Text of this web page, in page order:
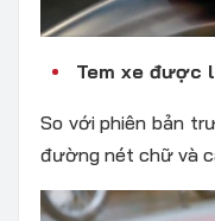
Tem xe được
So với phiên bản
đường nét chữ và